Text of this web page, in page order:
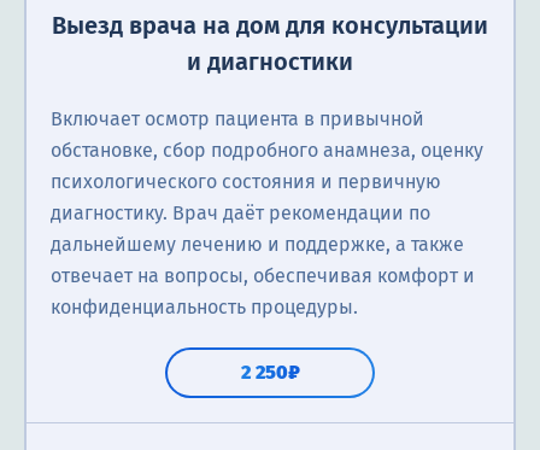
Выезд врача на дом для консультации
и диагностики
Включает осмотр пациента в привычной
обстановке, сбор подробного анамнеза, оценку
психологического состояния и первичную
диагностику. Врач даёт рекомендации по
дальнейшему лечению и поддержке, а также
отвечает на вопросы, обеспечивая комфорт и
конфиденциальность процедуры.
2 250₽